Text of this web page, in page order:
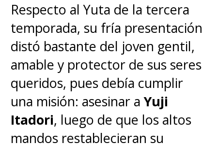
Respecto al Yuta de la tercera
temporada, su fría presentación
distó bastante del joven gentil,
amable y protector de sus seres
queridos, pues debía cumplir
una misión: asesinar aYuji
Itadori, luego de que los altos
mandos restablecieran su